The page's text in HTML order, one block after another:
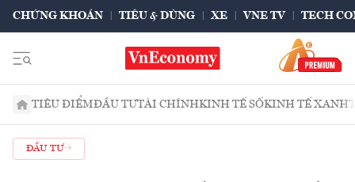
CHỨNG KHOÁN TIÊU & DÙNG XE VNE TV TECH
TIÊU ĐIỂMĐẦU TƯTÀI CHÍNHKINH TẾ SỐKINH TẾ XANH
ĐẦU TƯ